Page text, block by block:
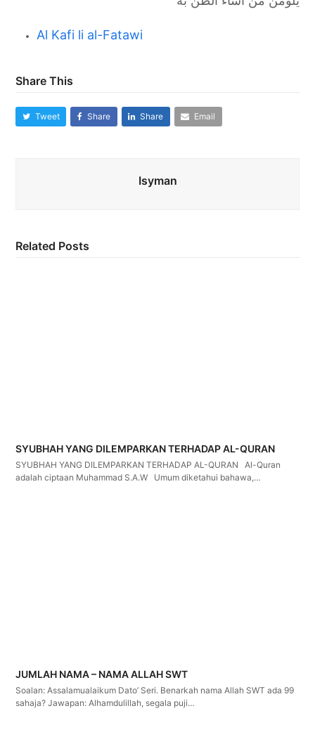
Al Kafi li al-Fatawi
Share This
Tweet Share Share Email
Isyman
Related Posts
SYUBHAH YANG DILEMPARKAN TERHADAP AL-QURAN
SYUBHAH YANG DILEMPARKAN TERHADAP AL-QURAN Al-Quran
adalah ciptaan Muhammad S.A.W Umum diketahui bahawa,…
JUMLAH NAMA – NAMA ALLAH SWT
Soalan: Assalamualaikum Dato’ Seri. Benarkah nama Allah SWT ada 99
sahaja? Jawapan: Alhamdulillah, segala puji…